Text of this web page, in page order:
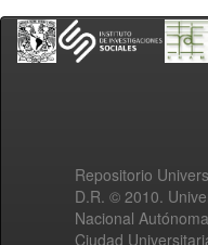
Repositorio
D.R. © 2010.
Nacional
Ciudad